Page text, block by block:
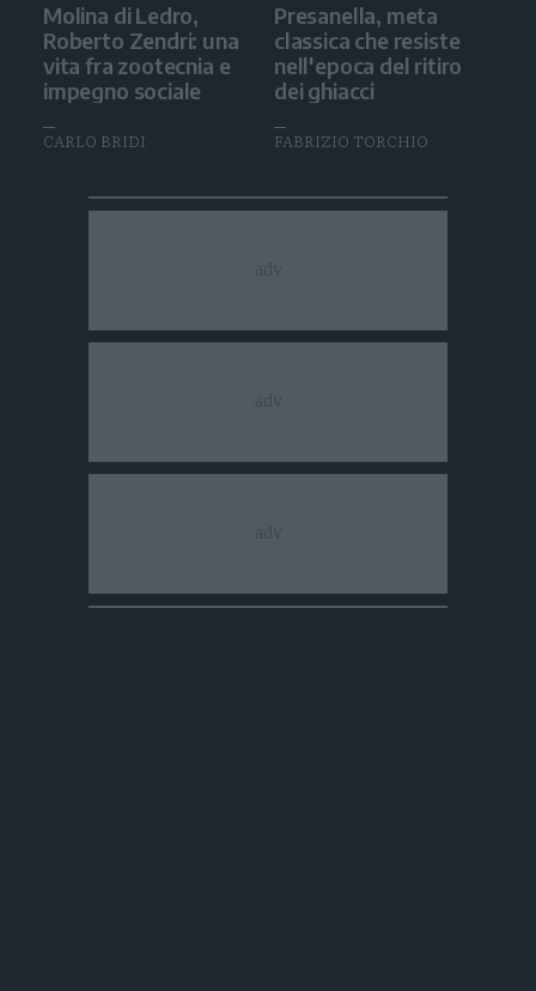
Molina di Ledro,
Roberto Zendri: una
vita fra zootecnia e
impegno sociale
CARLO BRIDI
Presanella, meta
classica che resiste
nell'epoca del ritiro
dei ghiacci
FABRIZIO TORCHIO